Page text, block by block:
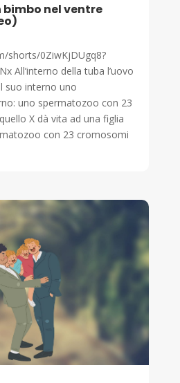
bimbo nel ventre
shorts/0ZiwKjDUgq8?
All’interno della tuba l’uovo
suo interno uno
uno spermatozoo con 23
X dà vita ad una figlia
con 23 cromosomi